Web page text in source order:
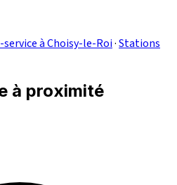
à Choisy-le-Roi·Stations
à proximité